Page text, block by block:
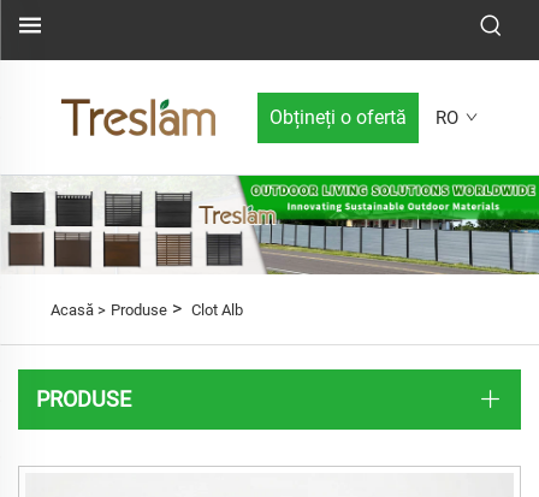
Obțineți o ofertă RO
Acasă > Produse> Clot Alb
PRODUSE